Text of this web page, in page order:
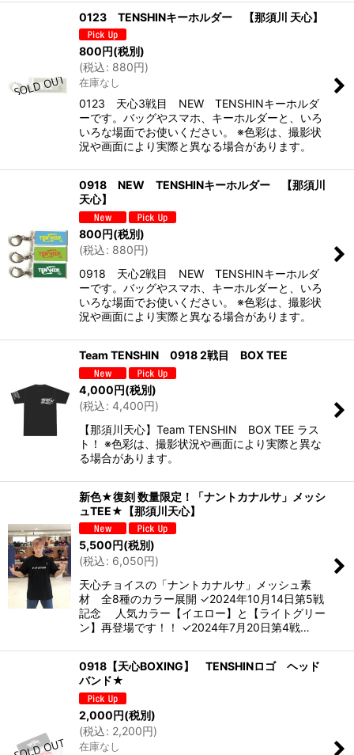
0123 TENSHINキーホルダー 【那須川 天心】
800円(税別)
(税込: 880円)
在庫なし
0123 天心3戦目 NEW TENSHINキーホルダ
ーです。バッグやスマホ、キーホルダーと、いろ
いろな場面でお使いください。 ※色彩は、撮影状
況や画面により実際と異なる場合があります。
0918 NEW TENSHINキーホルダー 【那須川
天心】
800円(税別)
(税込: 880円)
0918 天心2戦目 NEW TENSHINキーホルダ
ーです。バッグやスマホ、キーホルダーと、いろ
いろな場面でお使いください。 ※色彩は、撮影状
況や画面により実際と異なる場合があります。
Team TENSHIN 0918 2戦目 BOX TEE
4,000円(税別)
(税込: 4,400円)
【那須川天心】Team TENSHIN BOX TEE ラス
ト！ ※色彩は、撮影状況や画面により実際と異な
る場合があります。
新色★復刻 数量限定！「ナントカナルサ」メッシ
ュTEE★【那須川天心】
5,500円(税別)
(税込: 6,050円)
天心チョイスの「ナントカナルサ」メッシュ素
材 全8種のカラー展開 ✓2024年10月14日第5戦
記念 人気カラー【イエロー】と【ライトグリー
ン】再登場です！！ ✓2024年7月20日第4戦…
0918【天心BOXING】 TENSHINロゴ ヘッド
バンド★
2,000円(税別)
(税込: 2,200円)
在庫なし